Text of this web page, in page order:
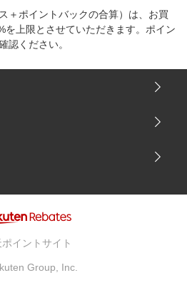
＋ポイントバックの合算）は、お買
を上限とさせていただきます。ポイン
認ください。
ト
イントサイト
Group, Inc.